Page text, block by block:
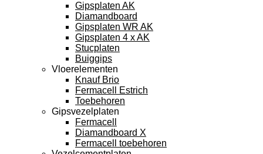
Gipsplaten AK
Diamandboard
Gipsplaten WR AK
Gipsplaten 4 x AK
Stucplaten
Buiggips
Vloerelementen
Knauf Brio
Fermacell Estrich
Toebehoren
Gipsvezelplaten
Fermacell
Diamandboard X
Fermacell toebehoren